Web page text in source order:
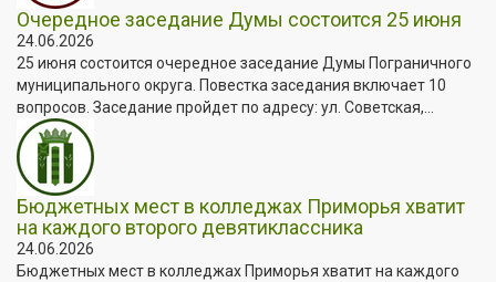
Очередное заседание Думы состоится 25 июня
24.06.2026
25 июня состоится очередное заседание Думы Пограничного
муниципального округа. Повестка заседания включает 10
вопросов. Заседание пройдет по адресу: ул. Советская,...
Бюджетных мест в колледжах Приморья хватит
на каждого второго девятиклассника
24.06.2026
Бюджетных мест в колледжах Приморья хватит на каждого